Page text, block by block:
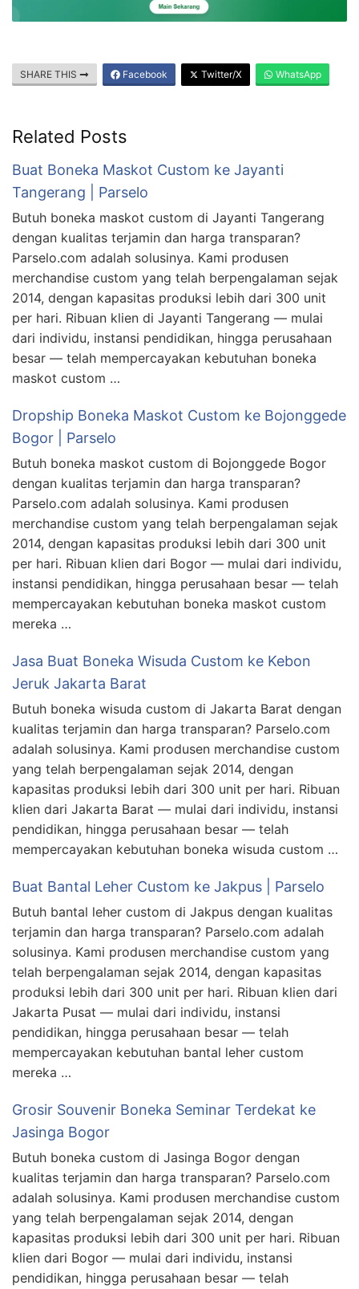
SHARE THIS Facebook Twitter/X WhatsApp
Related Posts
Buat Boneka Maskot Custom ke Jayanti
Tangerang | Parselo
Butuh boneka maskot custom di Jayanti Tangerang
dengan kualitas terjamin dan harga transparan?
Parselo.com adalah solusinya. Kami produsen
merchandise custom yang telah berpengalaman sejak
2014, dengan kapasitas produksi lebih dari 300 unit
per hari. Ribuan klien di Jayanti Tangerang — mulai
dari individu, instansi pendidikan, hingga perusahaan
besar — telah mempercayakan kebutuhan boneka
maskot custom …
Dropship Boneka Maskot Custom ke Bojonggede
Bogor | Parselo
Butuh boneka maskot custom di Bojonggede Bogor
dengan kualitas terjamin dan harga transparan?
Parselo.com adalah solusinya. Kami produsen
merchandise custom yang telah berpengalaman sejak
2014, dengan kapasitas produksi lebih dari 300 unit
per hari. Ribuan klien dari Bogor — mulai dari individu,
instansi pendidikan, hingga perusahaan besar — telah
mempercayakan kebutuhan boneka maskot custom
mereka …
Jasa Buat Boneka Wisuda Custom ke Kebon
Jeruk Jakarta Barat
Butuh boneka wisuda custom di Jakarta Barat dengan
kualitas terjamin dan harga transparan? Parselo.com
adalah solusinya. Kami produsen merchandise custom
yang telah berpengalaman sejak 2014, dengan
kapasitas produksi lebih dari 300 unit per hari. Ribuan
klien dari Jakarta Barat — mulai dari individu, instansi
pendidikan, hingga perusahaan besar — telah
mempercayakan kebutuhan boneka wisuda custom …
Buat Bantal Leher Custom ke Jakpus | Parselo
Butuh bantal leher custom di Jakpus dengan kualitas
terjamin dan harga transparan? Parselo.com adalah
solusinya. Kami produsen merchandise custom yang
telah berpengalaman sejak 2014, dengan kapasitas
produksi lebih dari 300 unit per hari. Ribuan klien dari
Jakarta Pusat — mulai dari individu, instansi
pendidikan, hingga perusahaan besar — telah
mempercayakan kebutuhan bantal leher custom
mereka …
Grosir Souvenir Boneka Seminar Terdekat ke
Jasinga Bogor
Butuh boneka custom di Jasinga Bogor dengan
kualitas terjamin dan harga transparan? Parselo.com
adalah solusinya. Kami produsen merchandise custom
yang telah berpengalaman sejak 2014, dengan
kapasitas produksi lebih dari 300 unit per hari. Ribuan
klien dari Bogor — mulai dari individu, instansi
pendidikan, hingga perusahaan besar — telah